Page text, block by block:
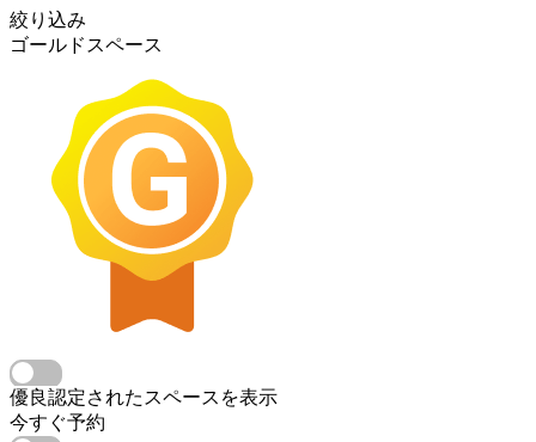
絞り込み
ゴールドスペース
優良認定されたスペースを表示
今すぐ予約